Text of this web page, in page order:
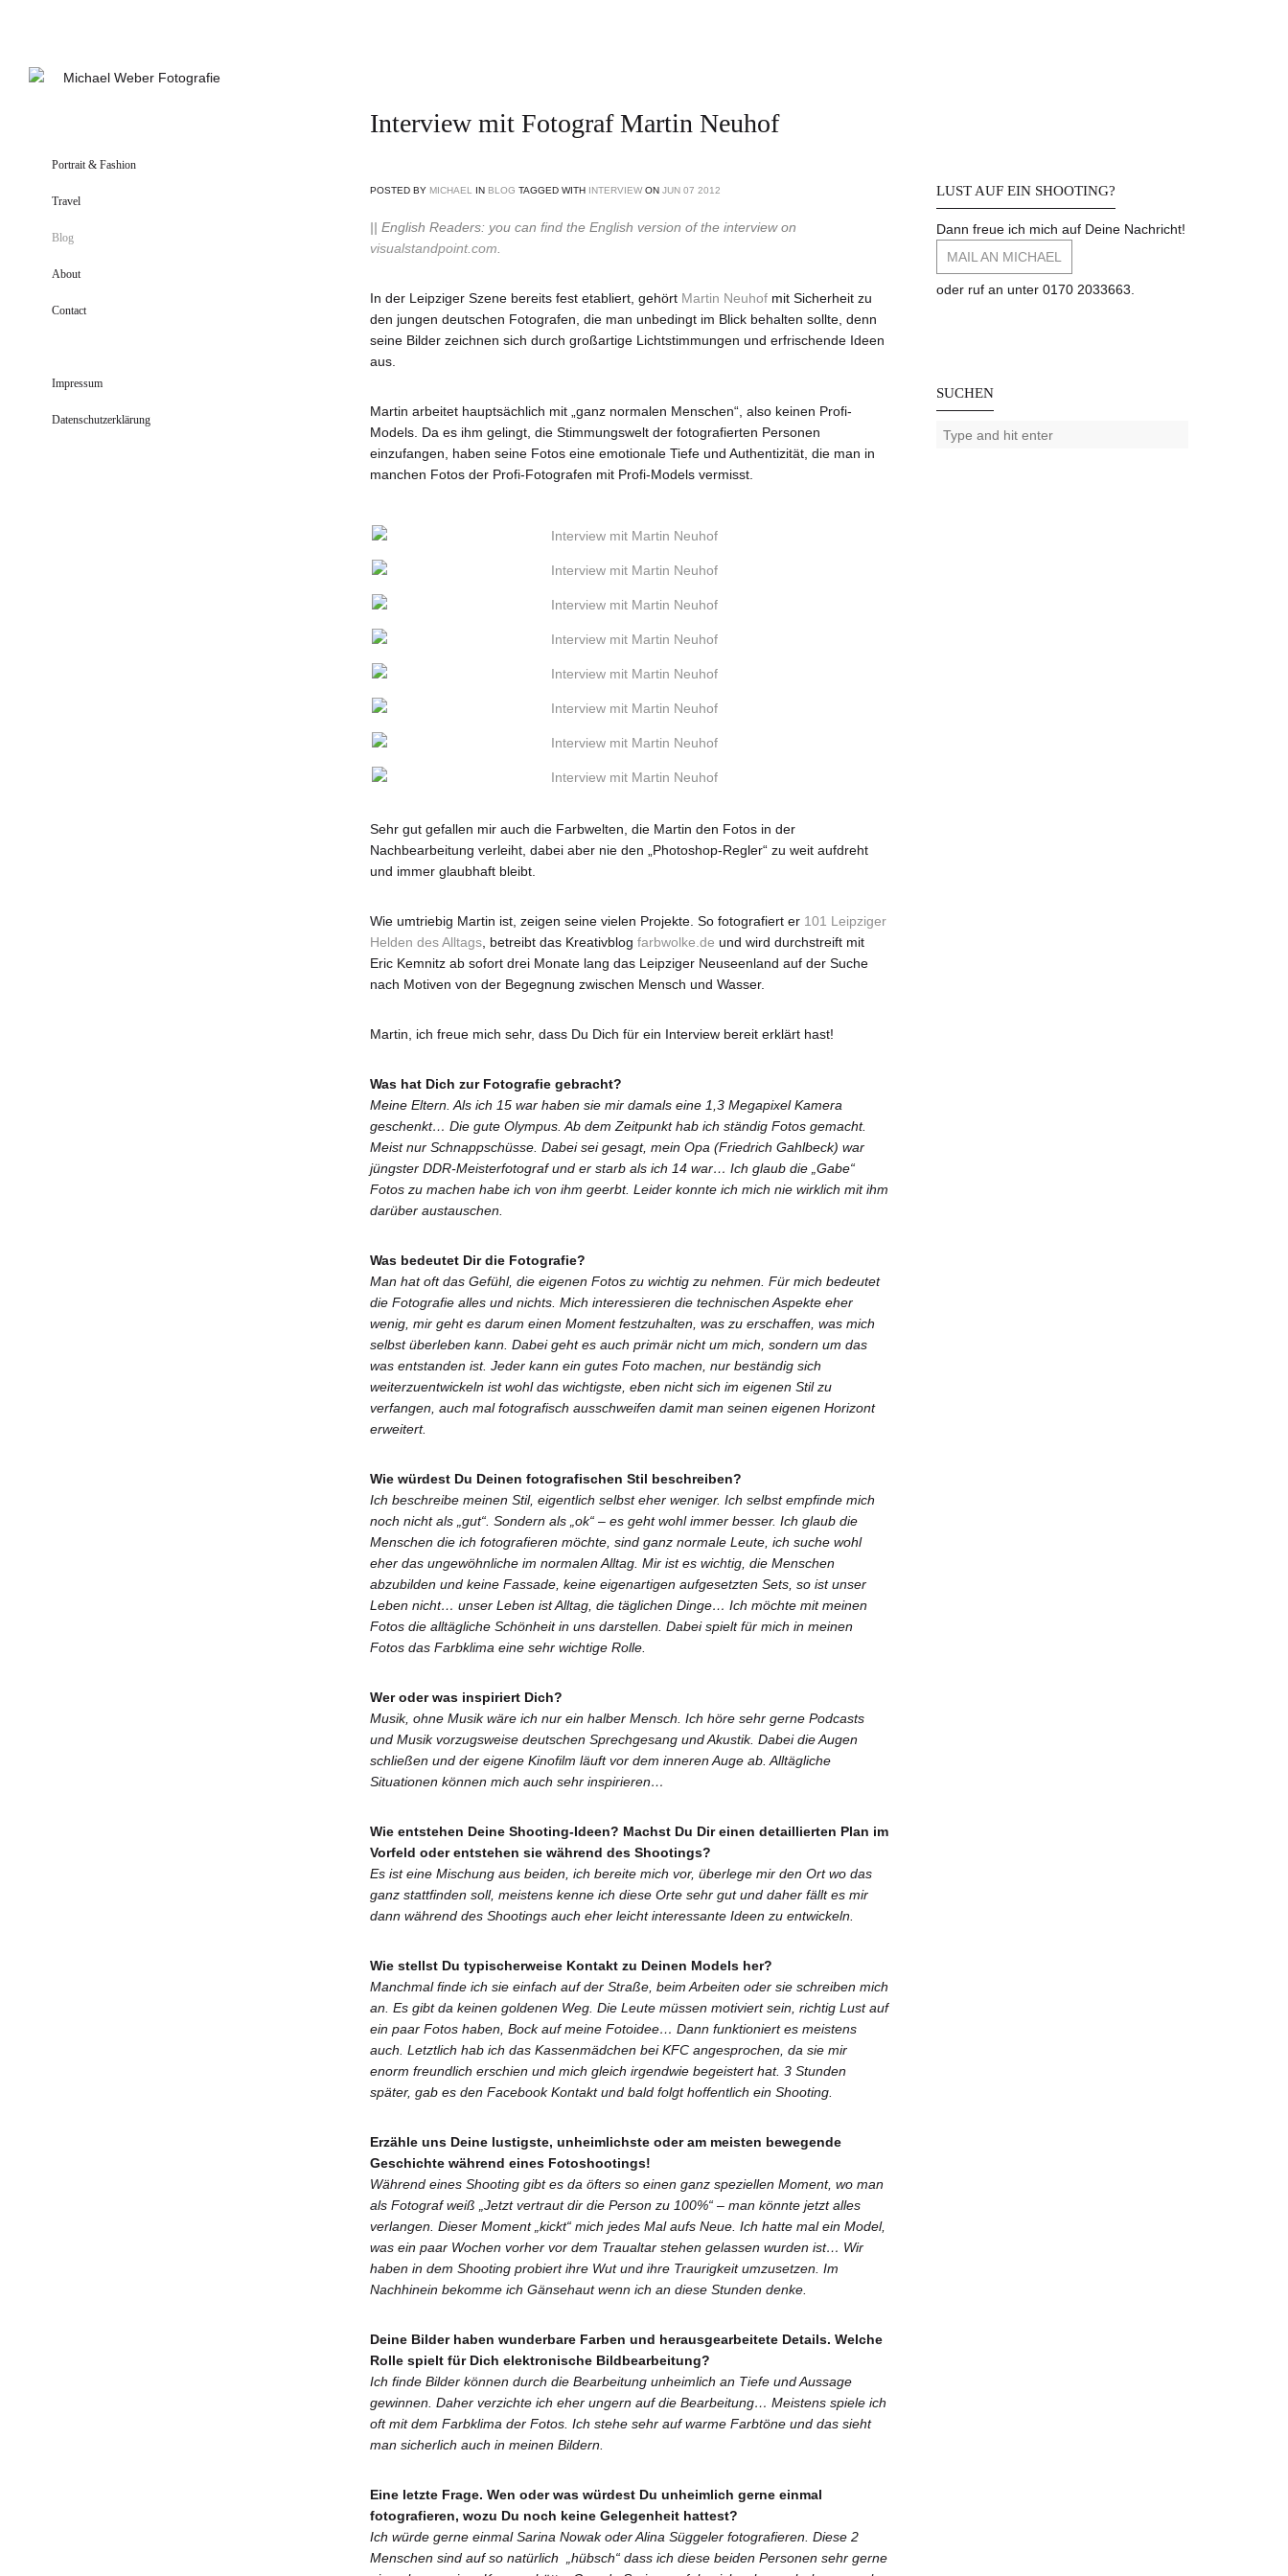
Portrait & Fashion
Travel
Blog
About
Contact
Impressum
Datenschutzerklärung
Interview mit Fotograf Martin Neuhof
POSTED BY MICHAEL IN BLOG TAGGED WITH INTERVIEWON JUN 07 2012
|| English Readers: you can find the English version of the interview on
visualstandpoint.com
In der Leipziger Szene bereits fest etabliert, gehört Martin Neuhof mit Sicherheit zu
den jungen deutschen Fotografen, die man unbedingt im Blick behalten sollte, denn
seine Bilder zeichnen sich durch großartige Lichtstimmungen und erfrischende Ideen
aus.
Martin arbeitet hauptsächlich mit „ganz normalen Menschen“, also keinen Profi-
Models. Da es ihm gelingt, die Stimmungswelt der fotografierten Personen
einzufangen, haben seine Fotos eine emotionale Tiefe und Authentizität, die man in
manchen Fotos der Profi-Fotografen mit Profi-Models vermisst.
Sehr gut gefallen mir auch die Farbwelten, die Martin den Fotos in der
Nachbearbeitung verleiht, dabei aber nie den „Photoshop-Regler“ zu weit aufdreht
und immer glaubhaft bleibt.
Wie umtriebig Martin ist, zeigen seine vielen Projekte. So fotografiert er 101 Leipziger
Helden des Alltags , betreibt das Kreativblog farbwolke.de und wird durchstreift mit
Eric Kemnitz ab sofort drei Monate lang das Leipziger Neuseenland auf der Suche
nach Motiven von der Begegnung zwischen Mensch und Wasser.
Martin, ich freue mich sehr, dass Du Dich für ein Interview bereit erklärt hast!
Was hat Dich zur Fotografie gebracht?
Meine Eltern. Als ich 15 war haben sie mir damals eine 1,3 Megapixel Kamera
geschenkt… Die gute Olympus. Ab dem Zeitpunkt hab ich ständig Fotos gemacht.
Meist nur Schnappschüsse. Dabei sei gesagt, mein Opa (Friedrich Gahlbeck) war
jüngster DDR-Meisterfotograf und er starb als ich 14 war… Ich glaub die „Gabe“
Fotos zu machen habe ich von ihm geerbt. Leider konnte ich mich nie wirklich mit ihm
darüber austauschen.
Was bedeutet Dir die Fotografie?
Man hat oft das Gefühl, die eigenen Fotos zu wichtig zu nehmen. Für mich bedeutet
die Fotografie alles und nichts. Mich interessieren die technischen Aspekte eher
wenig, mir geht es darum einen Moment festzuhalten, was zu erschaffen, was mich
selbst überleben kann. Dabei geht es auch primär nicht um mich, sondern um das
was entstanden ist. Jeder kann ein gutes Foto machen, nur beständig sich
weiterzuentwickeln ist wohl das wichtigste, eben nicht sich im eigenen Stil zu
verfangen, auch mal fotografisch ausschweifen damit man seinen eigenen Horizont
erweitert.
Wie würdest Du Deinen fotografischen Stil beschreiben?
Ich beschreibe meinen Stil, eigentlich selbst eher weniger. Ich selbst empfinde mich
noch nicht als „gut“. Sondern als „ok“ – es geht wohl immer besser. Ich glaub die
Menschen die ich fotografieren möchte, sind ganz normale Leute, ich suche wohl
eher das ungewöhnliche im normalen Alltag. Mir ist es wichtig, die Menschen
abzubilden und keine Fassade, keine eigenartigen aufgesetzten Sets, so ist unser
Leben nicht… unser Leben ist Alltag, die täglichen Dinge… Ich möchte mit meinen
Fotos die alltägliche Schönheit in uns darstellen. Dabei spielt für mich in meinen
Fotos das Farbklima eine sehr wichtige Rolle.
Wer oder was inspiriert Dich?
Musik, ohne Musik wäre ich nur ein halber Mensch. Ich höre sehr gerne Podcasts
und Musik vorzugsweise deutschen Sprechgesang und Akustik. Dabei die Augen
schließen und der eigene Kinofilm läuft vor dem inneren Auge ab. Alltägliche
Situationen können mich auch sehr inspirieren…
Wie entstehen Deine Shooting-Ideen? Machst Du Dir einen detaillierten Plan im
Vorfeld oder entstehen sie während des Shootings?
Es ist eine Mischung aus beiden, ich bereite mich vor, überlege mir den Ort wo das
ganz stattfinden soll, meistens kenne ich diese Orte sehr gut und daher fällt es mir
dann während des Shootings auch eher leicht interessante Ideen zu entwickeln.
Wie stellst Du typischerweise Kontakt zu Deinen Models her?
Manchmal finde ich sie einfach auf der Straße, beim Arbeiten oder sie schreiben mich
an. Es gibt da keinen goldenen Weg. Die Leute müssen motiviert sein, richtig Lust auf
ein paar Fotos haben, Bock auf meine Fotoidee… Dann funktioniert es meistens
auch. Letztlich hab ich das Kassenmädchen bei KFC angesprochen, da sie mir
enorm freundlich erschien und mich gleich irgendwie begeistert hat. 3 Stunden
später, gab es den Facebook Kontakt und bald folgt hoffentlich ein Shooting.
Erzähle uns Deine lustigste, unheimlichste oder am meisten bewegende
Geschichte während eines Fotoshootings!
Während eines Shooting gibt es da öfters so einen ganz speziellen Moment, wo man
als Fotograf weiß „Jetzt vertraut dir die Person zu 100%“ – man könnte jetzt alles
verlangen. Dieser Moment „kickt“ mich jedes Mal aufs Neue. Ich hatte mal ein Model,
was ein paar Wochen vorher vor dem Traualtar stehen gelassen wurden ist… Wir
haben in dem Shooting probiert ihre Wut und ihre Traurigkeit umzusetzen. Im
Nachhinein bekomme ich Gänsehaut wenn ich an diese Stunden denke.
Deine Bilder haben wunderbare Farben und herausgearbeitete Details. Welche
Rolle spielt für Dich elektronische Bildbearbeitung?
Ich finde Bilder können durch die Bearbeitung unheimlich an Tiefe und Aussage
gewinnen. Daher verzichte ich eher ungern auf die Bearbeitung… Meistens spiele ich
oft mit dem Farbklima der Fotos. Ich stehe sehr auf warme Farbtöne und das sieht
man sicherlich auch in meinen Bildern.
Eine letzte Frage. Wen oder was würdest Du unheimlich gerne einmal
fotografieren, wozu Du noch keine Gelegenheit hattest?
Ich würde gerne einmal Sarina Nowak oder Alina Süggeler fotografieren. Diese 2
Menschen sind auf so natürlich „hübsch“ dass ich diese beiden Personen sehr gerne
LUST AUF EIN SHOOTING?
Dann freue ich mich auf Deine Nachricht!
MAIL AN MICHAEL
oder ruf an unter 0170 2033663.
SUCHEN